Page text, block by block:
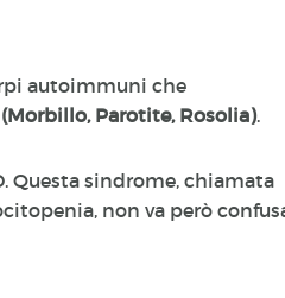
autoimmuni che
Parotite, Rosolia).
Questa sindrome, chiamata
non va però